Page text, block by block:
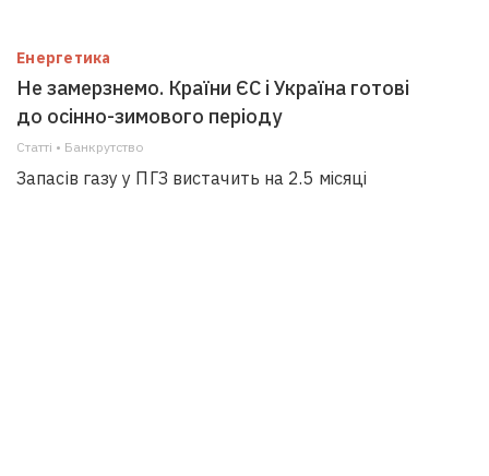
Енергетика
Не замерзнемо. Країни ЄС і Україна готові
до осінно-зимового періоду
Статті • Банкрутство
Запасів газу у ПГЗ вистачить на 2.5 місяці